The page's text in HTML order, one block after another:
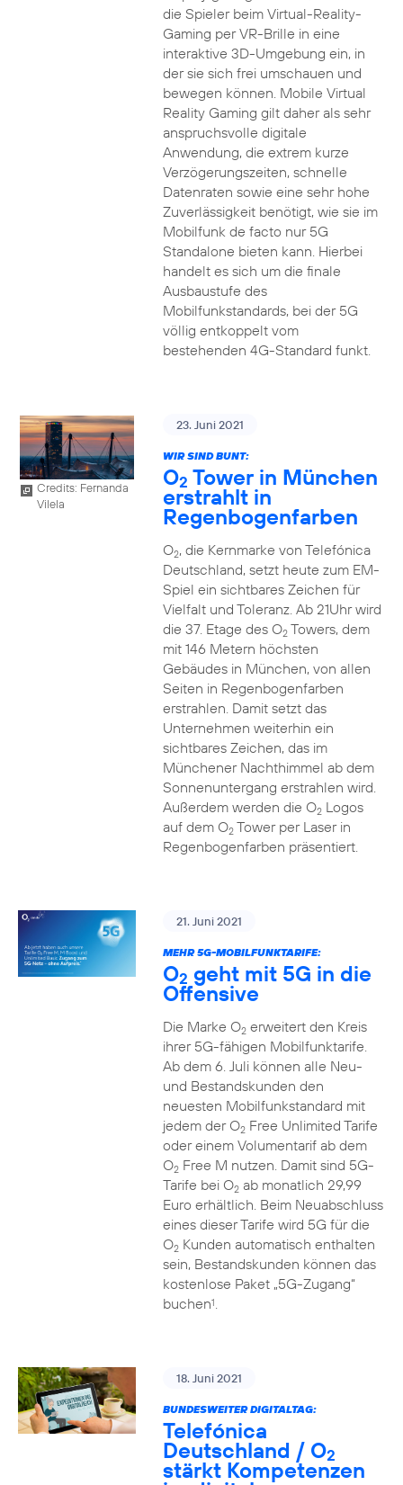
die Spieler beim Virtual-Reality-
Gaming per VR-Brille in eine
interaktive 3D-Umgebung ein, in
der sie sich frei umschauen und
bewegen können. Mobile Virtual
Reality Gaming gilt daher als sehr
anspruchsvolle digitale
Anwendung, die extrem kurze
Verzögerungszeiten, schnelle
Datenraten sowie eine sehr hohe
Zuverlässigkeit benötigt, wie sie im
Mobilfunk de facto nur 5G
Standalone bieten kann. Hierbei
handelt es sich um die finale
Ausbaustufe des
Mobilfunkstandards, bei der 5G
völlig entkoppelt vom
bestehenden 4G-Standard funkt.
Credits: Fernanda
Vilela
23. Juni 2021
WIR SIND BUNT:
O2 Tower in München
erstrahlt in
Regenbogenfarben
O2, die Kernmarke von Telefónica
Deutschland, setzt heute zum EM-
Spiel ein sichtbares Zeichen für
Vielfalt und Toleranz. Ab 21Uhr wird
die 37. Etage des O2Towers, dem
mit 146 Metern höchsten
Gebäudes in München, von allen
Seiten in Regenbogenfarben
erstrahlen. Damit setzt das
Unternehmen weiterhin ein
sichtbares Zeichen, das im
Münchener Nachthimmel ab dem
Sonnenuntergang erstrahlen wird.
Außerdem werden die O2Logos
auf dem O2Tower per Laser in
Regenbogenfarben präsentiert.
21. Juni 2021
MEHR 5G-MOBILFUNKTARIFE:
O2 geht mit 5G in die
Offensive
Die Marke O2erweitert den Kreis
ihrer 5G-fähigen Mobilfunktarife.
Ab dem 6. Juli können alle Neu-
und Bestandskunden den
neuesten Mobilfunkstandard mit
jedem der O2Free Unlimited Tarife
oder einem Volumentarif ab dem
O2Free M nutzen. Damit sind 5G-
Tarife bei O2ab monatlich 29,99
Euro erhältlich. Beim Neuabschluss
eines dieser Tarife wird 5G für die
O2Kunden automatisch enthalten
sein, Bestandskunden können das
kostenlose Paket „5G-Zugang“
buchen1.
18. Juni 2021
BUNDESWEITER DIGITALTAG:
Telefónica
Deutschland / O2
stärkt Kompetenzen